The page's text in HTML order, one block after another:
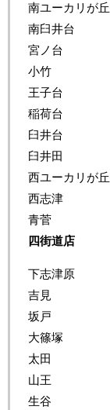
南ユーカリが丘
南臼井台
宮ノ台
小竹
王子台
稲荷台
臼井台
臼井田
西ユーカリが丘
西志津
青菅
四街道店
下志津原
吉見
坂戸
大篠塚
太田
山王
生谷